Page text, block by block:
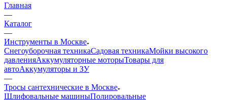
Главная
—
Каталог
—
Инструменты в Москве
Снегоуборочная техникаСадовая техникаМойки высокого
давленияАккумуляторные моторыТовары для
автоАккумуляторы и ЗУ
—
Тросы сантехнические в Москве
Шлифовальные машиныПолировальные